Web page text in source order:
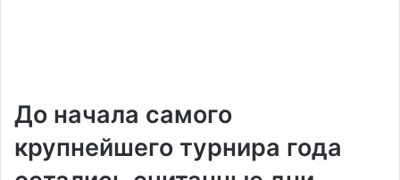
До начала самого
крупнейшего турнира года